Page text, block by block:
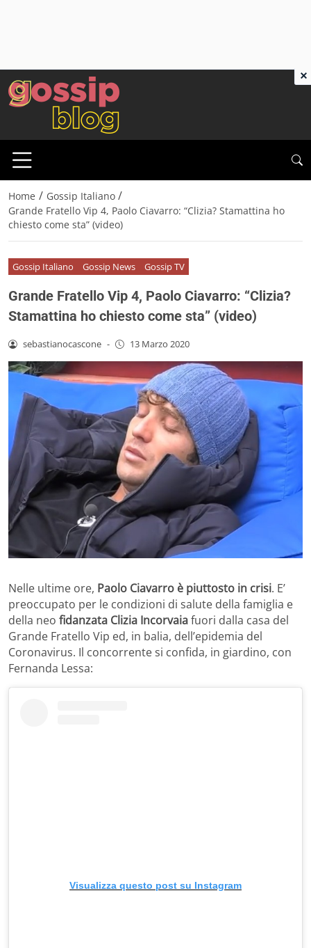
Home / Gossip Italiano /
Grande Fratello Vip 4, Paolo Ciavarro: “Clizia? Stamattina ho
chiesto come sta” (video)
Gossip Italiano Gossip News Gossip TV
Grande Fratello Vip 4, Paolo Ciavarro: “Clizia?
Stamattina ho chiesto come sta” (video)
sebastianocascone - 13 Marzo 2020
Nelle ultime ore, Paolo Ciavarro è piuttosto in crisi. E’
preoccupato per le condizioni di salute della famiglia e
della neo fidanzata Clizia Incorvaiafuori dalla casa del
Grande Fratello Vip ed, in balia, dell’epidemia del
Coronavirus. Il concorrente si confida, in giardino, con
Fernanda Lessa:
Visualizza questo post su Instagram
×